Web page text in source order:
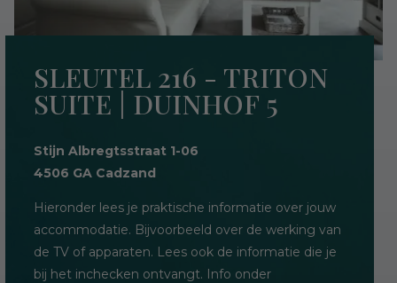
SLEUTEL 216 - TRITON
SUITE | DUINHOF 5
Stijn Albregtsstraat 1-06
4506 GA Cadzand
Hieronder lees je praktische informatie over jouw
accommodatie. Bijvoorbeeld over de werking van
de TV of apparaten. Lees ook de informatie die je
bij het inchecken ontvangt. Info onder